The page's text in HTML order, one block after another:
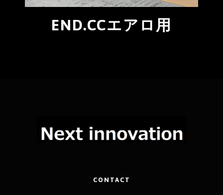
END.CCエアロ用
CONTACT